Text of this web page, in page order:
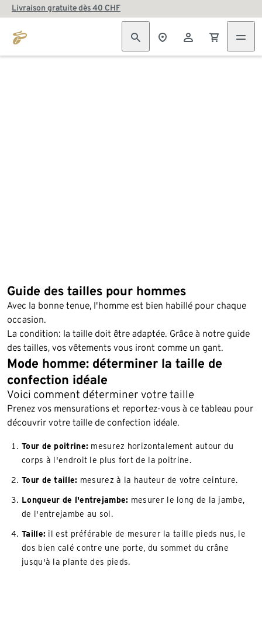
Livraison gratuite dès 40 CHF
Guide des tailles pour hommes
Avec la bonne tenue, l'homme est bien habillé pour chaque
occasion.
La condition: la taille doit être adaptée. Grâce à notre guide
des tailles, vos vêtements vous iront comme un gant.
Mode homme: déterminer la taille de
confection idéale
Voici comment déterminer votre taille
Prenez vos mensurations et reportez-vous à ce tableau pour
découvrir votre taille de confection idéale.
Tour de poitrine: mesurez horizontalement autour du
corps à l'endroit le plus fort de la poitrine.
Tour de taille: mesurez à la hauteur de votre ceinture.
Longueur de l'entrejambe: mesurer le long de la jambe,
de l'entrejambe au sol.
Taille: il est préférable de mesurer la taille pieds nus, le
dos bien calé contre une porte, du sommet du crâne
jusqu'à la plante des pieds.